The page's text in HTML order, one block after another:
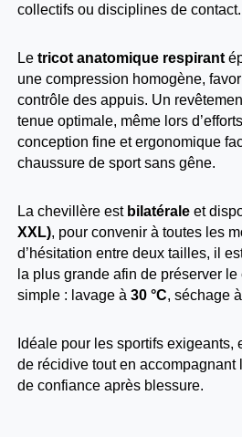
collectifs ou disciplines de contact.
Le tricot anatomique respirant
une compression homogène,
contrôle des appuis. Un
tenue optimale, même lors
conception fine et ergonomique
chaussure de sport sans gêne.
La chevillère est bilatérale et
XXL), pour convenir à toutes les
d’hésitation entre deux tailles, il
la plus grande afin de préserver
simple : lavage à 30 °C, séchage
Idéale pour les sportifs
de récidive tout en accompagnant
de confiance après blessure.